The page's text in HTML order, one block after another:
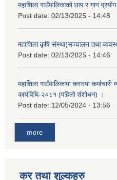
महाशिला गाउँपालिकाको छाप र गान
Post date: 02/13/2025 - 14:48
महाशिला कृषि संस्था(सञ्चालन तथा
Post date: 02/13/2025 - 14:46
महाशिला गाउँपालिकामा करारमा कर्माचारी
कार्यविधि-२०८१ (पहिलो शंशोधन) ।
Post date: 12/05/2024 - 13:56
more
कर तथा शुल्कहरु